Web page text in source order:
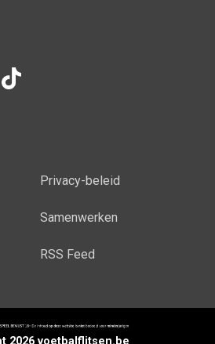
Privacy-beleid
Samenwerken
RSS Feed
2026 voetbalflitsen.be